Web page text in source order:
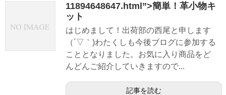
11894648647.html”>簡単！革小物キ
ット
はじめまして！出荷部の西尾と申します
（´▽｀)わたくしも今後ブログに参加する
こととなりました。お気に入り商品をど
んどんご紹介していきますので...
記事を読む